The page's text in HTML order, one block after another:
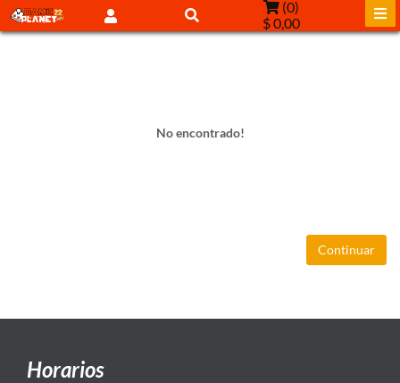
(0)
$ 0,00
No encontrado!
Continuar
Horarios